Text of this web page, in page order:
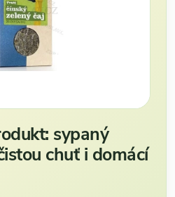
sypaný
chuť i domácí